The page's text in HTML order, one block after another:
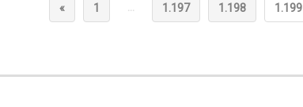
« 1 … 1.197 1.198 1.199